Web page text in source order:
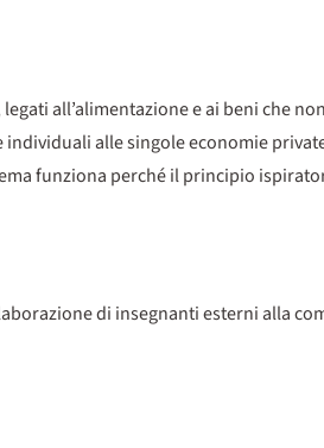
all’alimentazione e ai beni che
alle singole economie
funziona perché il principio
di insegnanti esterni alla